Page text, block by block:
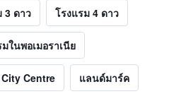
3 ดาว โรงแรม 4 ดาว
ในพอเมอราเนีย
Centre แลนด์มาร์ค